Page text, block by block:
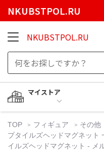
NKUBSTPOL.RU
NKUBSTPOL.RU
マイストア
TOP フィギュア その他
プタイルズヘッドマグネット
イルズヘッドマグネット - メ